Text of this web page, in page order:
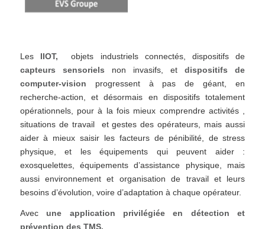
Les IIOT,objets industriels connectés, dispositifs de
capteurs sensoriels non invasifs, etdispositifs de
computer-vision progressent à pas de géant, en
recherche-action, et désormais en dispositifs totalement
opérationnels, pour à la fois mieux comprendre activités ,
situations de travail et gestes des opérateurs, mais aussi
aider à mieux saisir les facteurs de pénibilité, de stress
physique, et les équipements qui peuvent aider :
exosquelettes, équipements d’assistance physique, mais
aussi environnement et organisation de travail et leurs
besoins d’évolution, voire d’adaptation à chaque opérateur.
Avec une application privilégiée en détection et
prévention des TMS.